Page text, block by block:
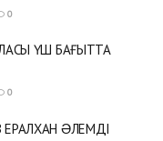
0
ҮШ БАҒЫТТА
0
ƏЛЕМДІ